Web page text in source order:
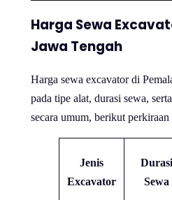
Harga Sewa
Jawa Tengah
Harga sewa excavator di
pada tipe alat, durasi sewa,
secara umum, berikut perkiraan
Jenis
Excavator
Durasi
Sewa